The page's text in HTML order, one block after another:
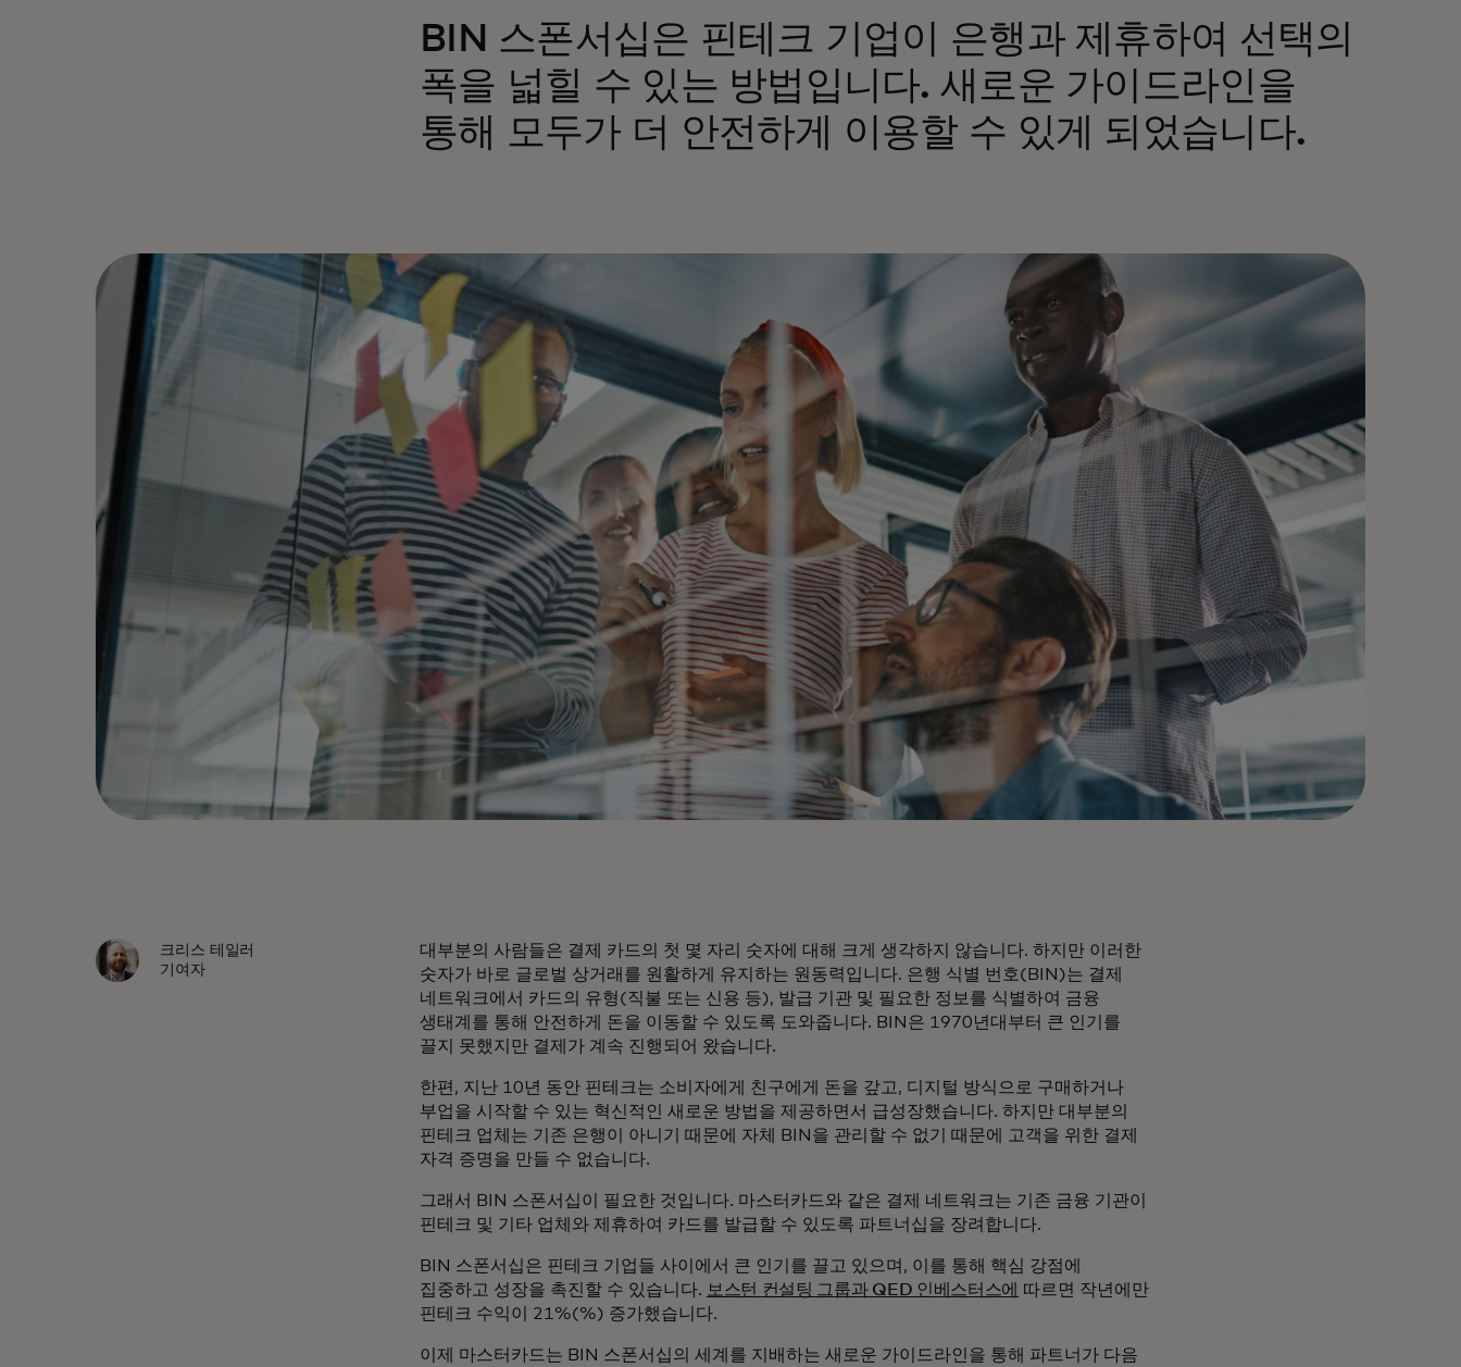
BIN 스폰서십은 핀테크 기업이 은행과 제휴하여 선택의
폭을 넓힐 수 있는 방법입니다. 새로운 가이드라인을
통해 모두가 더 안전하게 이용할 수 있게 되었습니다.
크리스 테일러
기여자
대부분의 사람들은 결제 카드의 첫 몇 자리 숫자에 대해 크게 생각하지 않습니다. 하지만 이러한
숫자가 바로 글로벌 상거래를 원활하게 유지하는 원동력입니다. 은행 식별 번호(BIN)는 결제
네트워크에서 카드의 유형(직불 또는 신용 등), 발급 기관 및 필요한 정보를 식별하여 금융
생태계를 통해 안전하게 돈을 이동할 수 있도록 도와줍니다. BIN은 1970년대부터 큰 인기를
끌지 못했지만 결제가 계속 진행되어 왔습니다.
한편, 지난 10년 동안 핀테크는 소비자에게 친구에게 돈을 갚고, 디지털 방식으로 구매하거나
부업을 시작할 수 있는 혁신적인 새로운 방법을 제공하면서 급성장했습니다. 하지만 대부분의
핀테크 업체는 기존 은행이 아니기 때문에 자체 BIN을 관리할 수 없기 때문에 고객을 위한 결제
자격 증명을 만들 수 없습니다.
그래서 BIN 스폰서십이 필요한 것입니다. 마스터카드와 같은 결제 네트워크는 기존 금융 기관이
핀테크 및 기타 업체와 제휴하여 카드를 발급할 수 있도록 파트너십을 장려합니다.
BIN 스폰서십은 핀테크 기업들 사이에서 큰 인기를 끌고 있으며, 이를 통해 핵심 강점에
집중하고 성장을 촉진할 수 있습니다. 보스턴 컨설팅 그룹과 QED 인베스터스에
따르면 작년에만
핀테크 수익이 21%(%) 증가했습니다.
이제 마스터카드는 BIN 스폰서십의 세계를 지배하는 새로운 가이드라인을 통해 파트너가 다음